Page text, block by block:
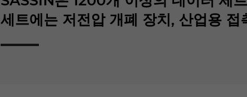
세트에는 저전압 개폐 장치, 산업용